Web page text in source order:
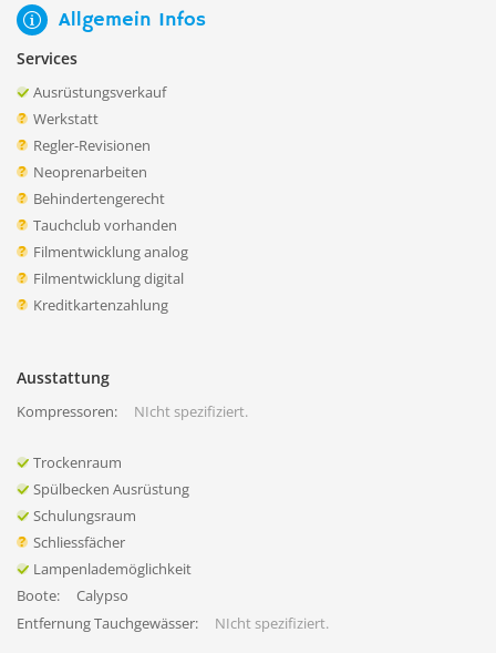
Allgemein Infos
Services
Ausrüstungsverkauf
Werkstatt
Regler-Revisionen
Neoprenarbeiten
Behindertengerecht
Tauchclub vorhanden
Filmentwicklung analog
Filmentwicklung digital
Kreditkartenzahlung
Ausstattung
Kompressoren: NIcht spezifiziert.
Trockenraum
Spülbecken Ausrüstung
Schulungsraum
Schliessfächer
Lampenlademöglichkeit
Boote:
Calypso
Entfernung Tauchgewässer:
NIcht spezifiziert.